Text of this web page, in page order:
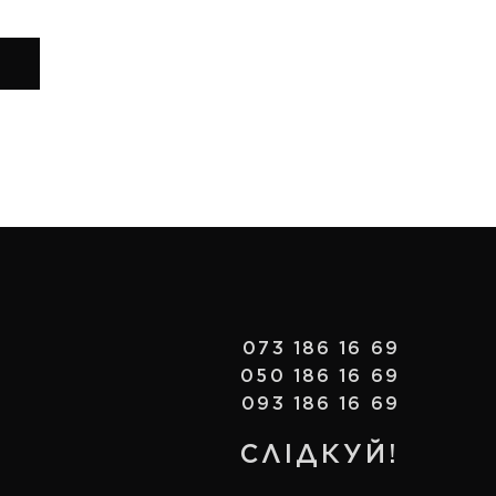
073 186 16 69
050 186 16 69
093 186 16 69
СЛІДКУЙ!